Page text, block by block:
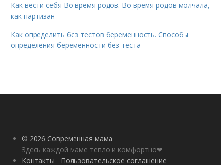
Как вести себя Во время родов. Во время родов молчала,
как партизан
Как определить без тестов беременность. Способы
определения беременности без теста
© 2026 Современная мама
Здесь каждой маме тепло и комфортно❤
Контакты
Пользовательское соглашение